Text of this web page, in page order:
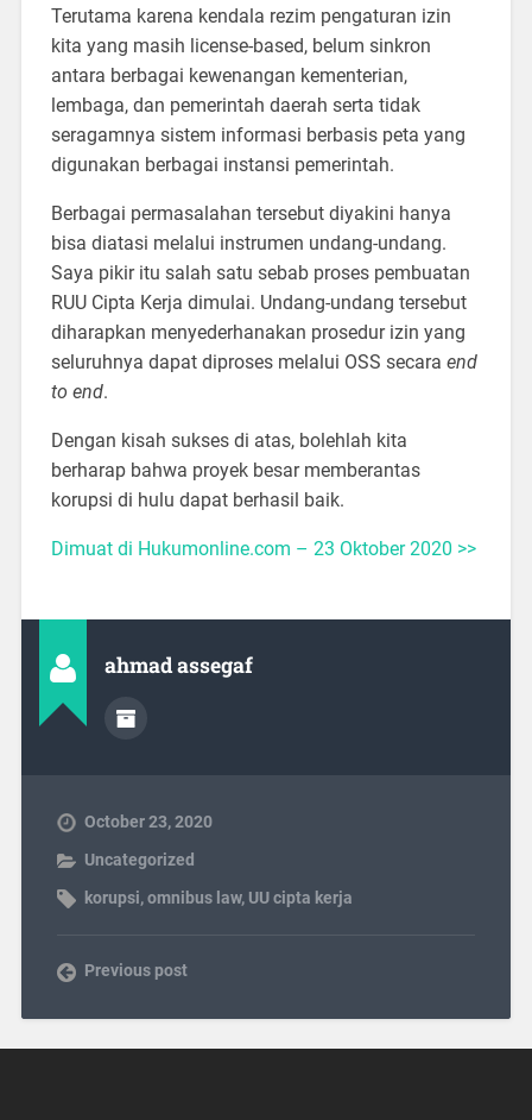
Terutama karena kendala rezim pengaturan izin
kita yang masih license-based, belum sinkron
antara berbagai kewenangan kementerian,
lembaga, dan pemerintah daerah serta tidak
seragamnya sistem informasi berbasis peta yang
digunakan berbagai instansi pemerintah.
Berbagai permasalahan tersebut diyakini hanya
bisa diatasi melalui instrumen undang-undang.
Saya pikir itu salah satu sebab proses pembuatan
RUU Cipta Kerja dimulai. Undang-undang tersebut
diharapkan menyederhanakan prosedur izin yang
seluruhnya dapat diproses melalui OSS secara end
to end.
Dengan kisah sukses di atas, bolehlah kita
berharap bahwa proyek besar memberantas
korupsi di hulu dapat berhasil baik.
Dimuat di Hukumonline.com – 23 Oktober 2020 >>
ahmad assegaf
October 23, 2020
Uncategorized
korupsi,omnibus law, UU cipta kerja
Previous post